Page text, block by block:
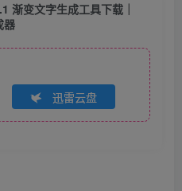
渐变文字生成工具下载｜
器​
迅雷云盘